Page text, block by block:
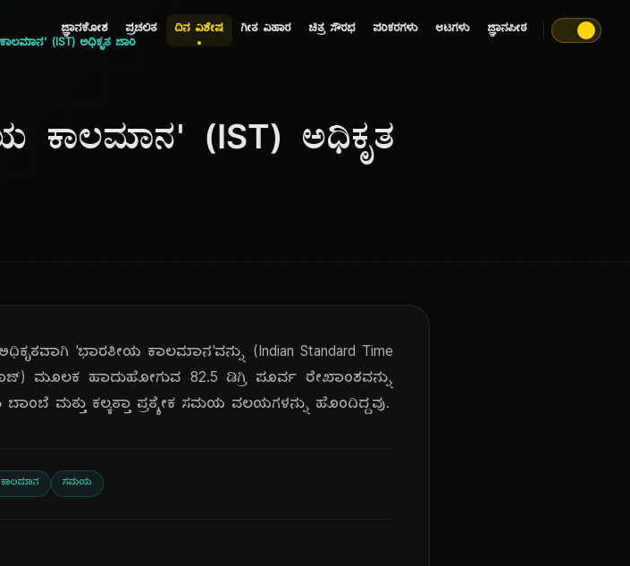
ಜ್ಞಾನಕೋಶ ಪ್ರಚಲಿತ ದಿನ ವಿಶೇಷ ಗೀತ ವಿಹಾರ ಚಿತ್ರ ಸೌರಭ ಪರಿಕರಗಳು ಆಟಗಳು ಜ್ಞಾನಪೀಠ
(IST) ಅಧಿಕೃತ ಜಾರಿ
ಕಾಲಮಾನ' (IST) ಅಧಿಕೃತ
'ಭಾರತೀಯ ಕಾಲಮಾನ'ವನ್ನು (Indian Standard Time
ಮೂಲಕ ಹಾದುಹೋಗುವ 82.5 ಡಿಗ್ರಿ ಪೂರ್ವ ರೇಖಾಂಶವನ್ನು
ಮತ್ತು ಕಲ್ಕತ್ತಾ ಪ್ರತ್ಯೇಕ ಸಮಯ ವಲಯಗಳನ್ನು ಹೊಂದಿದ್ದವು.
ಸಮಯ